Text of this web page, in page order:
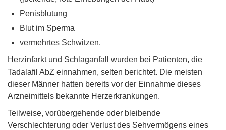
Penisblutung
Blut im Sperma
vermehrtes Schwitzen.
Herzinfarkt und Schlaganfall wurden bei Patienten, die
Tadalafil AbZ einnahmen, selten berichtet. Die meisten
dieser Männer hatten bereits vor der Einnahme dieses
Arzneimittels bekannte Herzerkrankungen.
Teilweise, vorübergehende oder bleibende
Verschlechterung oder Verlust des Sehvermögens eines